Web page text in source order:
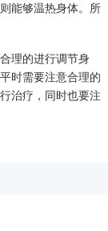
能够温热身体。所
理的进行调节身
时需要注意合理的
治疗，同时也要注